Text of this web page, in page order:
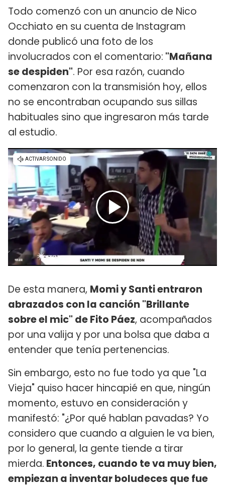
Todo comenzó con un anuncio de Nico
Occhiato en su cuenta de Instagram
donde publicó una foto de los
involucrados con el comentario: "Mañana
se despiden". Por esa razón, cuando
comenzaron con la transmisión hoy, ellos
no se encontraban ocupando sus sillas
habituales sino que ingresaron más tarde
al estudio.
De esta manera, Momi y Santi entraron
abrazados con la canción "Brillante
sobre el mic" de Fito Páez, acompañados
por una valija y por una bolsa que daba a
entender que tenía pertenencias.
Sin embargo, esto no fue todo ya que "La
Vieja" quiso hacer hincapié en que, ningún
momento, estuvo en consideración y
manifestó: "¿Por qué hablan pavadas? Yo
considero que cuando a alguien le va bien,
por lo general, la gente tiende a tirar
mierda. Entonces, cuando te va muy bien,
empiezan a inventar boludeces que fue